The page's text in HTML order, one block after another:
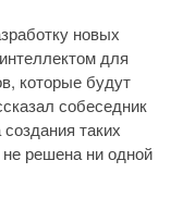
новых
для
которые будут
собеседник
таких
решена ни одной